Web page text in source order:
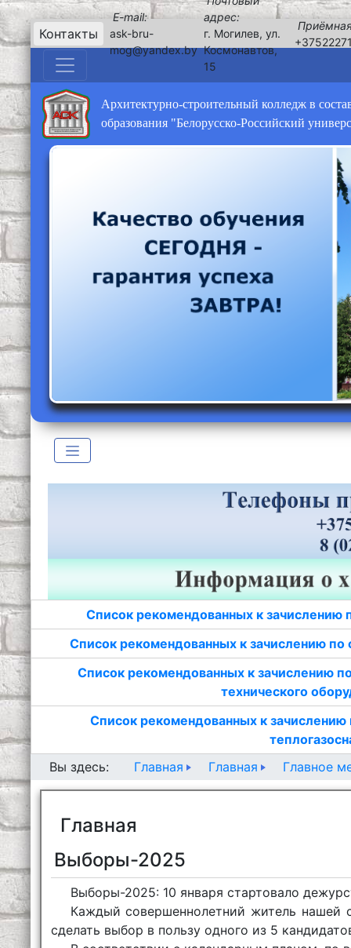
Контакты
E-mail:
ask-bru-
mog@yandex.by
адрес:
г. Могилев, ул.
Космонавтов,
15
Архитектурно-строительный колледж в
образования "Белорусско-Российский
Список рекомендованных к зачислению
Список рекомендованных к зачислению
Список рекомендованных к зачислению
технического
Список рекомендованных к
Вы здесь:
Главная Главная Главное
Главная
Выборы-2025
Выборы-2025: 10 января стартовало
Каждый совершеннолетний житель нашей
сделать выбор в пользу одного из 5